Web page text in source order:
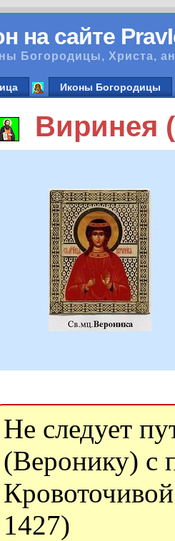
на сайте
Богородицы, Христа,
Иконы Богородицы
Виринея
Не следует
(Веронику) с
1427)